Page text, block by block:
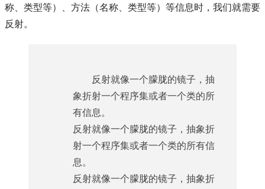
称、类型等）、方法（名称、类型等）等信息时，我们就需要
反射。
反射就像一个朦胧的镜子，抽
象折射一个程序集或者一个类的所
有信息。
反射就像一个朦胧的镜子，抽象折
射一个程序集或者一个类的所有信
息。
反射就像一个朦胧的镜子，抽象折